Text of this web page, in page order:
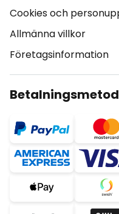
Cookies och
Allmänna villkor
Företagsinformation